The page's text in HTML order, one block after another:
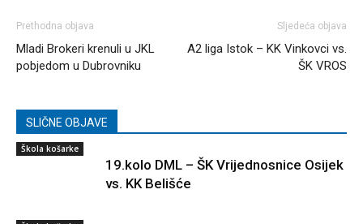
Prethodna objava
Mladi Brokeri krenuli u JKL
pobjedom u Dubrovniku
Sljedeća objava
A2 liga Istok – KK Vinkovci vs.
ŠK VROS
SLIČNE OBJAVE
Škola košarke
19.kolo DML – ŠK Vrijednosnice Osijek
vs. KK Belišće